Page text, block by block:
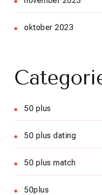
oktober 2023
50 plus
50 plus dating
50 plus match
50plus